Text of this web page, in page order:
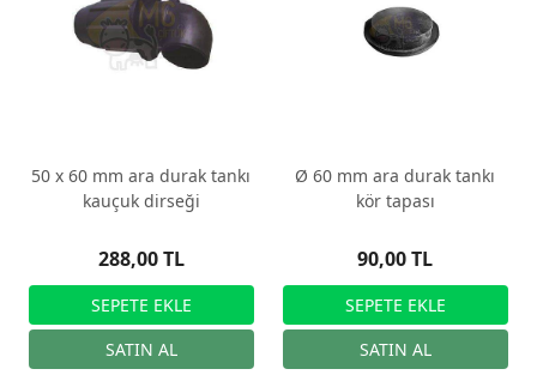
50 x 60 mm ara durak tankı
kauçuk dirseği
288,00 TL
Ø 60 mm ara durak tankı
kör tapası
90,00 TL